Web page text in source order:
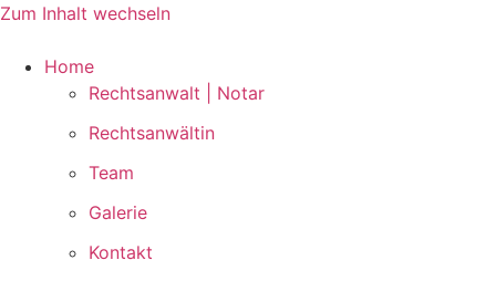
Zum Inhalt wechseln
Home
Rechtsanwalt | Notar
Rechtsanwältin
Team
Galerie
Kontakt